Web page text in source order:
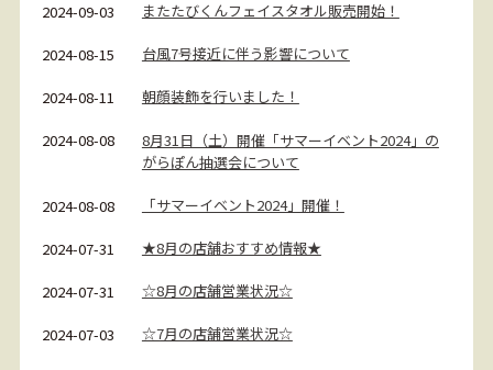
2024-09-03 またたびくんフェイスタオル販売開始！
2024-08-15 台風7号接近に伴う影響について
2024-08-11 朝顔装飾を行いました！
2024-08-08
8月31日（土）開催「サマーイベント2024」の
がらぽん抽選会について
2024-08-08 「サマーイベント2024」開催！
2024-07-31 ★8月の店舗おすすめ情報★
2024-07-31 ☆8月の店舗営業状況☆
2024-07-03 ☆7月の店舗営業状況☆